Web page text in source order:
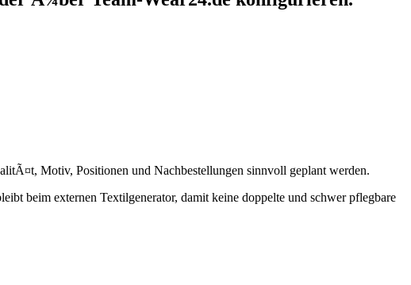
Motiv, Positionen und Nachbestellungen sinnvoll geplant werden.
beim externen Textilgenerator, damit keine doppelte und schwer pflegbare